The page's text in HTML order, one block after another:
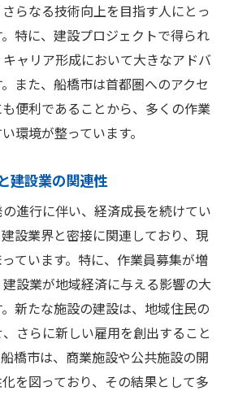
らなる技術向上を目指す人にとっ
特に、建設プロジェクトで得られ
ャリア形成において大きなアドバ
また、船橋市は首都圏へのアクセ
便利であることから、多くの作業
環境が整っています。
建設業の関連性
進行に伴い、経済成長を続けてい
設業界と密接に関連しており、現
ています。特に、作業員募集が増
設業が地域経済に与える影響の大
新たな施設の建設は、地域住民の
さらに新しい雇用を創出すること
橋市は、商業施設や公共施設の開
を図っており、その結果として多